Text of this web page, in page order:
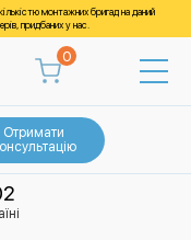
монтажних бригад на даний
придбаних у нас.
0
Отримати